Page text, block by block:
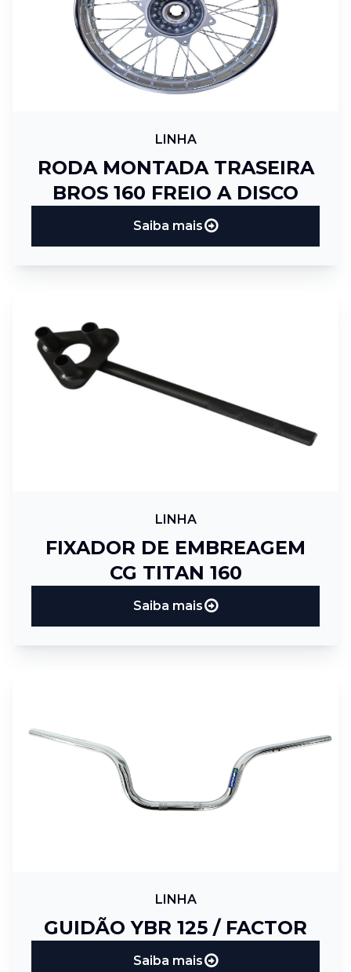
LINHA
RODA MONTADA TRASEIRA
BROS 160 FREIO A DISCO
Saiba mais
LINHA
FIXADOR DE EMBREAGEM
CG TITAN 160
Saiba mais
LINHA
GUIDÃO YBR 125 / FACTOR
Saiba mais